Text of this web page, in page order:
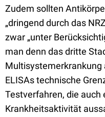
Zudem sollten
„dringend durch das
zwar „unter
man denn das dritte
Multisystemerkrankung
ELISAs technische
Testverfahren, die auch
Krankheitsaktivität